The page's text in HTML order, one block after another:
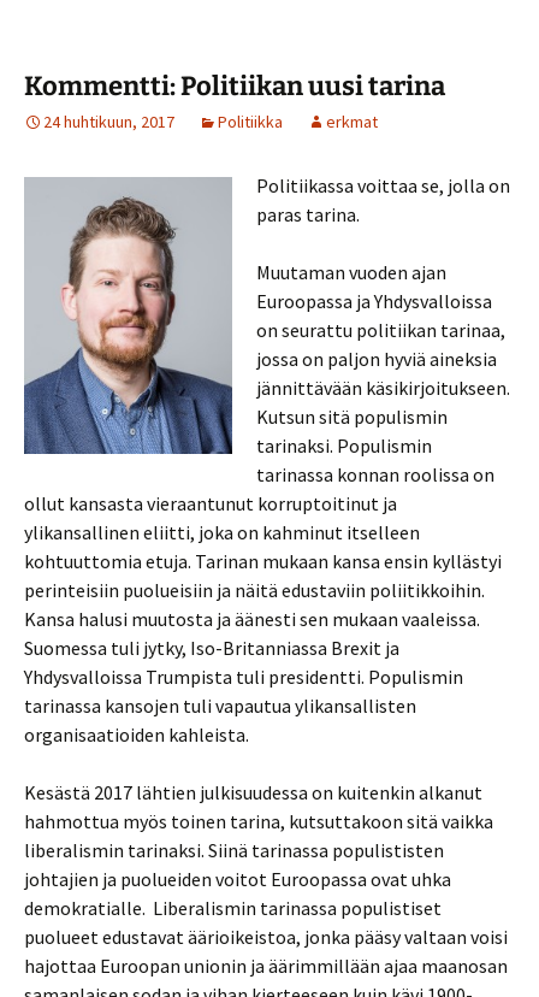
Kommentti: Politiikan uusi tarina
24 huhtikuun, 2017 Politiikka erkmat
Politiikassa voittaa se, jolla on
paras tarina.
Muutaman vuoden ajan
Euroopassa ja Yhdysvalloissa
on seurattu politiikan tarinaa,
jossa on paljon hyviä aineksia
jännittävään käsikirjoitukseen.
Kutsun sitä populismin
tarinaksi. Populismin
tarinassa konnan roolissa on
ollut kansasta vieraantunut korruptoitinut ja
ylikansallinen eliitti, joka on kahminut itselleen
kohtuuttomia etuja. Tarinan mukaan kansa ensin kyllästyi
perinteisiin puolueisiin ja näitä edustaviin poliitikkoihin.
Kansa halusi muutosta ja äänesti sen mukaan vaaleissa.
Suomessa tuli jytky, Iso-Britanniassa Brexit ja
Yhdysvalloissa Trumpista tuli presidentti. Populismin
tarinassa kansojen tuli vapautua ylikansallisten
organisaatioiden kahleista.
Kesästä 2017 lähtien julkisuudessa on kuitenkin alkanut
hahmottua myös toinen tarina, kutsuttakoon sitä vaikka
liberalismin tarinaksi. Siinä tarinassa populististen
johtajien ja puolueiden voitot Euroopassa ovat uhka
demokratialle. Liberalismin tarinassa populistiset
puolueet edustavat äärioikeistoa, jonka pääsy valtaan voisi
hajottaa Euroopan unionin ja äärimmillään ajaa maanosan